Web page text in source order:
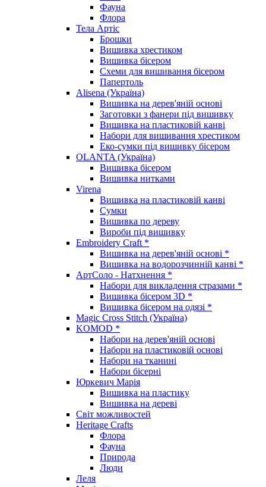
Фауна
Флора
Тела Артіс
Брошки
Вишивка хрестиком
Вишивка бісером
Схеми для вишивання бісером
Папертоль
Alisena (Україна)
Вишивка на дерев'яній основі
Заготовки з фанери під вишивку
Вишивка на пластиковій канві
Набори для вишивання хрестиком
Еко-сумки під вишивку бісером
OLANTA (Україна)
Вишивка бісером
Вишивка нитками
Virena
Вишивка на пластиковій канві
Сумки
Вишивка по дереву
Вироби під вишивку
Embroidery Craft *
Вишивка на дерев'яній основі *
Вишивка на водорозчинній канві *
АртСоло - Натхнення *
Набори для викладення стразами *
Вишивка бісером 3D *
Вишивка бісером на одязі *
Magic Cross Stitch (Україна)
KOMOD *
Набори на дерев'яній основі
Набори на пластиковій основі
Набори на тканині
Набори бісерні
Юркевич Марія
Вишивка на пластику
Вишивка на дереві
Світ можливостей
Heritage Crafts
Флора
Фауна
Природа
Люди
Леля